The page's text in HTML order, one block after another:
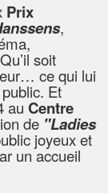
Prix
,
soit
ce qui lui
Et
au Centre
de "Ladies
joyeux et
un accueil